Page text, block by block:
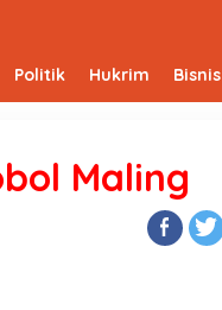
Politik Hukrim Bisnis
Maling